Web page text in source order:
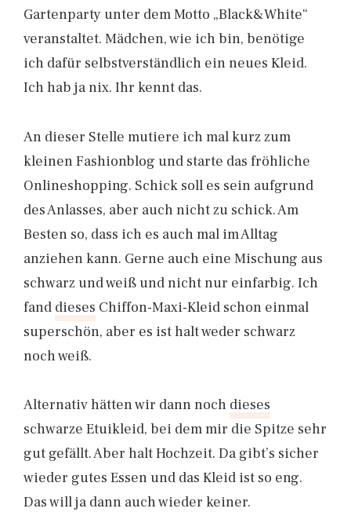
Gartenparty unter dem Motto „Black&White“
veranstaltet. Mädchen, wie ich bin, benötige
ich dafür selbstverständlich ein neues Kleid.
Ich hab ja nix. Ihr kennt das.
An dieser Stelle mutiere ich mal kurz zum
kleinen Fashionblog und starte das fröhliche
Onlineshopping. Schick soll es sein aufgrund
des Anlasses, aber auch nicht zu schick. Am
Besten so, dass ich es auch mal im Alltag
anziehen kann. Gerne auch eine Mischung aus
schwarz und weiß und nicht nur einfarbig. Ich
fand dieses Chiffon-Maxi-Kleid schon einmal
superschön, aber es ist halt weder schwarz
noch weiß.
Alternativ hätten wir dann noch dieses
schwarze Etuikleid, bei dem mir die Spitze sehr
gut gefällt. Aber halt Hochzeit. Da gibt’s sicher
wieder gutes Essen und das Kleid ist so eng.
Das will ja dann auch wieder keiner.